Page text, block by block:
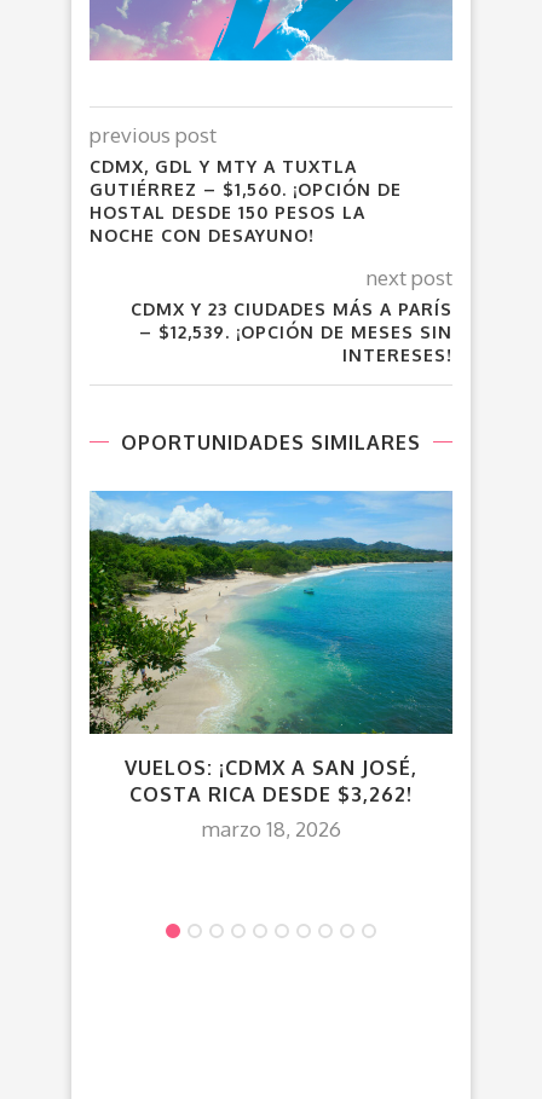
previous post
CDMX, GDL Y MTY A TUXTLA
GUTIÉRREZ – $1,560. ¡OPCIÓN DE
HOSTAL DESDE 150 PESOS LA
NOCHE CON DESAYUNO!
next post
CDMX Y 23 CIUDADES MÁS A PARÍS
– $12,539. ¡OPCIÓN DE MESES SIN
INTERESES!
OPORTUNIDADES SIMILARES
VUELOS: ¡CDMX A SAN JOSÉ,
COSTA RICA DESDE $3,262!
marzo 18, 2026